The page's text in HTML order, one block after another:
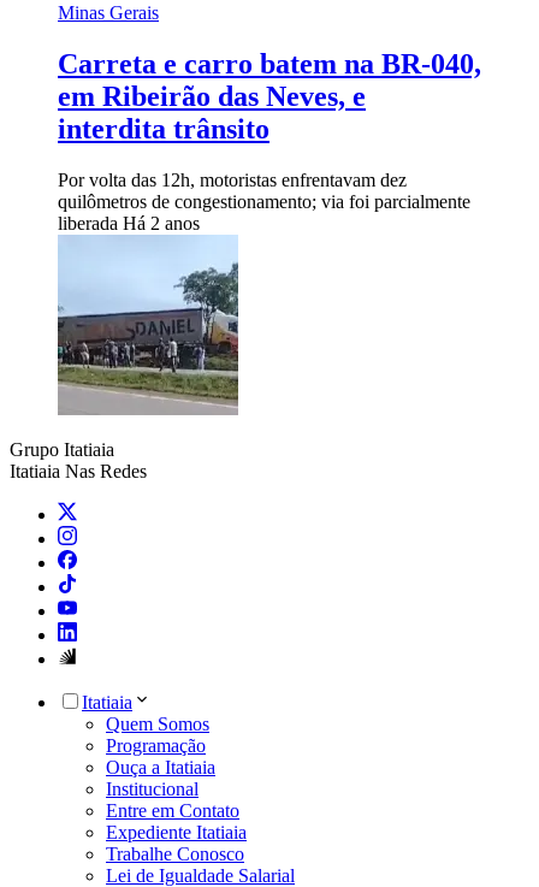
Minas Gerais
Carreta e carro batem na BR-040,
em Ribeirão das Neves, e
interdita trânsito
Por volta das 12h, motoristas enfrentavam dez
quilômetros de congestionamento; via foi parcialmente
liberada Há 2 anos
Grupo Itatiaia
Itatiaia Nas Redes
Itatiaia
Quem Somos
Programação
Ouça a Itatiaia
Institucional
Entre em Contato
Expediente Itatiaia
Trabalhe Conosco
Lei de Igualdade Salarial